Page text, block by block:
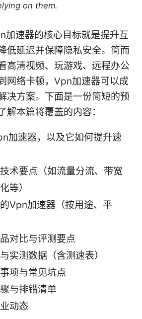
on them.
速器的核心目标就是提升互
低延迟并保障隐私安全。简而
高清视频、玩游戏、远程办公
网络卡顿，Vpn加速器可以成
决方案。下面是一份简短的预
解本篇将覆盖的内容：
加速器，以及它如何提升速
术要点（如流量分流、带宽
等）
Vpn加速器（按用途、平
对比与评测要点
实测数据（含测速表）
项与常见坑点
与排错清单
动态